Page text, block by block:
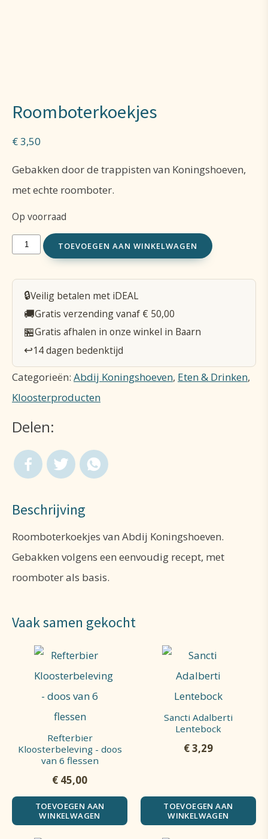
Roomboterkoekjes
€3,50
Gebakken door de trappisten van Koningshoeven,
met echte roomboter.
Op voorraad
RoomboterkoekjesTOEVOEGEN AAN WINKELWAGEN
🔒Veilig betalen met iDEAL
🚚Gratis verzending vanaf € 50,00
🏪Gratis afhalen in onze winkel in Baarn
↩️14 dagen bedenktijd
Categorieën: Abdij Koningshoeven, Eten & Drinken,
Kloosterproducten
Delen:
Beschrijving
Roomboterkoekjes van Abdij Koningshoeven.
Gebakken volgens een eenvoudig recept, met
roomboter als basis.
Vaak samen gekocht
Refterbier
Kloosterbeleving - doos
van 6 flessen
€ 45,00
TOEVOEGEN AAN
WINKELWAGEN
Sancti Adalberti
Lentebock
€3,29
TOEVOEGEN AAN
WINKELWAGEN